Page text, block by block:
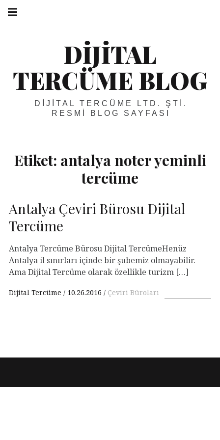
Skip
DIJITAL
TERCÜME BLOG
DIJITAL TERCÜME LTD. ŞTI.
RESMI BLOG SAYFASI
navigation
Etiket: antalya noter yeminli
tercüme
Antalya Çeviri Bürosu Dijital
Tercüme
Antalya Tercüme Bürosu Dijital TercümeHenüz
Antalya il sınırları içinde bir şubemiz olmayabilir.
Ama Dijital Tercüme olarak özellikle turizm […]
Dijital Tercüme 10.26.2016 Çeviri Büroları